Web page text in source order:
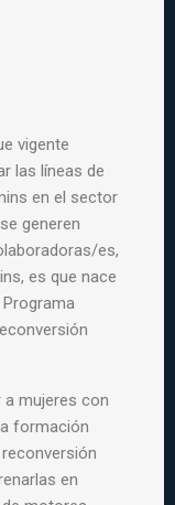
vigente
las líneas de
en el sector
generen
es,
es que nace
Programa
a mujeres con
formación
en